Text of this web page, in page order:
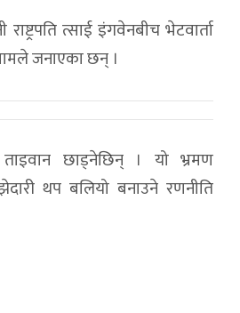
त्साई इंगवेनबीच भेटवार्ता
जनाएका छन् ।
छाड्नेछिन् । यो भ्रमण
थप बलियो बनाउने रणनीति